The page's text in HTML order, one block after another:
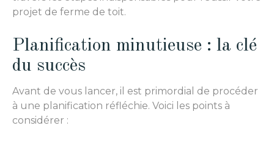
projet de ferme de toit.
Planification minutieuse : la clé
du succès
Avant de vous lancer, il est primordial de procéder
à une planification réfléchie. Voici les points à
considérer :